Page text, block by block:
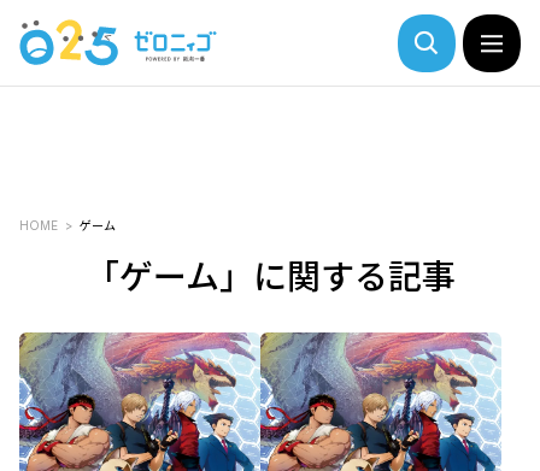
HOME ゲーム
「ゲーム」に関する記事